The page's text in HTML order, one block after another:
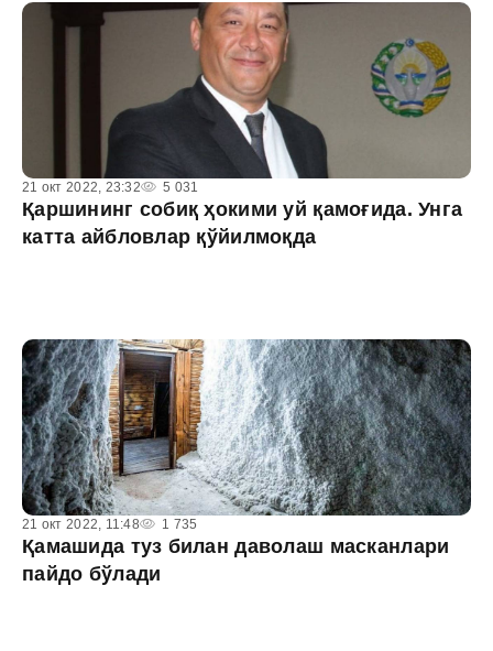
21 окт 2022, 23:32 5 031
Қаршининг собиқ ҳокими уй қамоғида. Унга
катта айбловлар қўйилмоқда
21 окт 2022, 11:48 1 735
Қамашида туз билан даволаш масканлари
пайдо бўлади